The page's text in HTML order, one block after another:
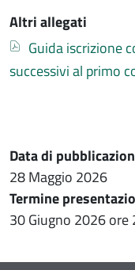
Altri allegati
Documento
Guida iscrizione
successivi al primo
Data di
28 Maggio 2026
Termine
30 Giugno 2026ore